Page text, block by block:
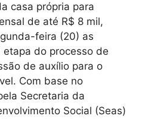
casa própria para
de até R$ 8 mil,
feira (20) as
do processo de
de auxílio para o
Com base no
Secretaria da
Social (Seas)